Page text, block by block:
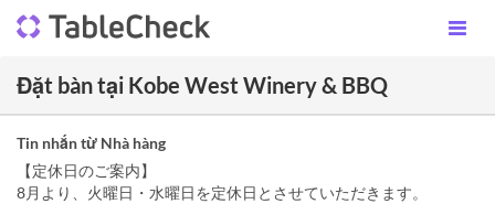
Đặt bàn tại Kobe West Winery & BBQ
Tin nhắn từ Nhà hàng
【定休日のご案内】
8月より、火曜日・水曜日を定休日とさせていただきます。